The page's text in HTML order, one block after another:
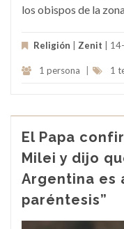
los obispos de la
Religión Zenit |
1 persona 1
El Papa
Milei y dijo
Argentina es
paréntesis”